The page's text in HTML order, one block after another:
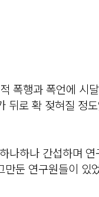
폭행과 폭언에 시
뒤로 확 젖혀질 정
나하나 간섭하며 연
둔 연구원들이 있